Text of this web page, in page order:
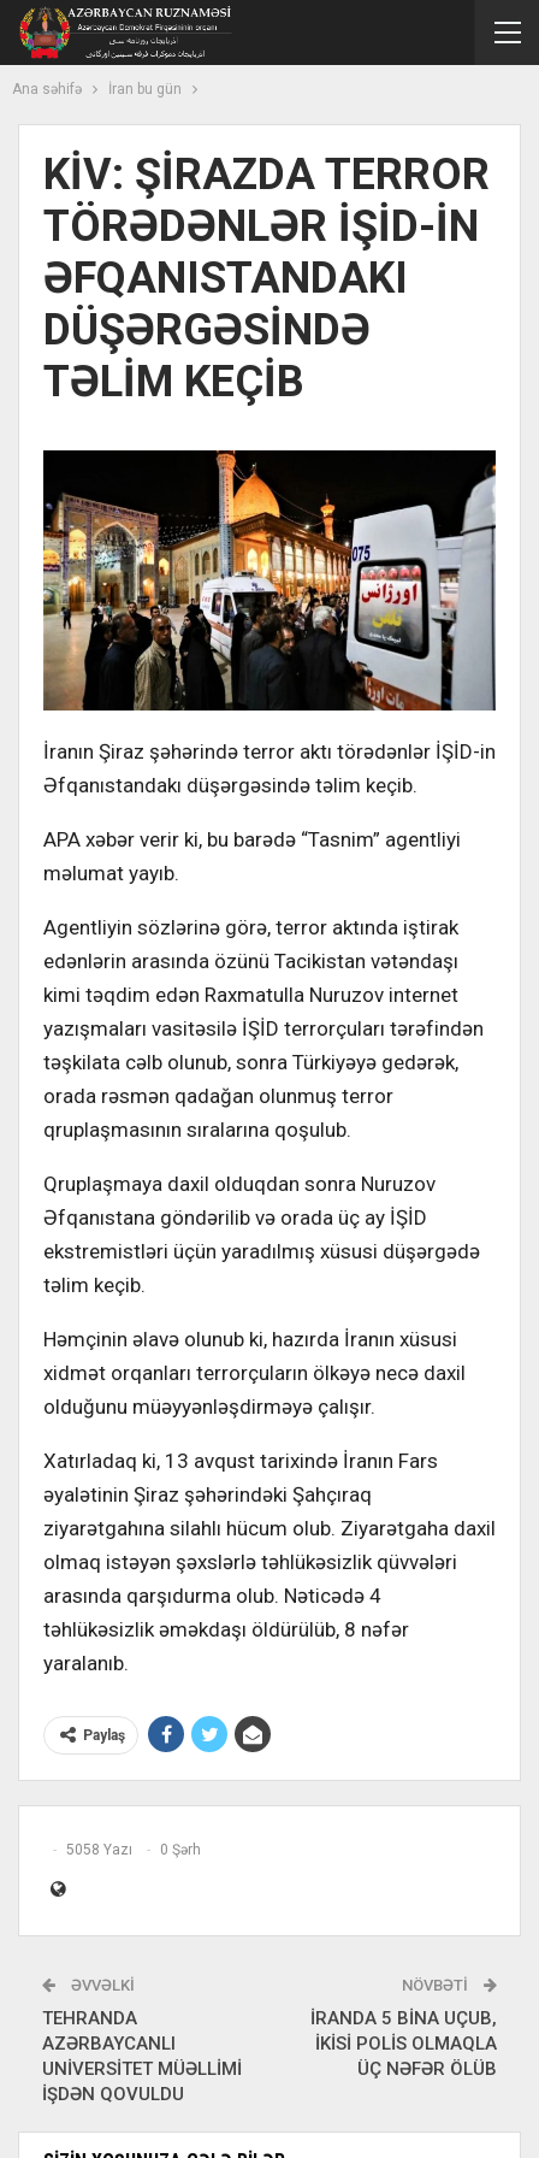
Ana səhifə İran bu gün
KİV: ŞİRAZDA TERROR
TÖRƏDƏNLƏR İŞİD-İN
ƏFQANISTANDAKI
DÜŞƏRGƏSİNDƏ
TƏLİM KEÇİB
İranın Şiraz şəhərində terror aktı törədənlər İŞİD-in
Əfqanıstandakı düşərgəsində təlim keçib.
APA xəbər verir ki, bu barədə “Tasnim” agentliyi
məlumat yayıb.
Agentliyin sözlərinə görə, terror aktında iştirak
edənlərin arasında özünü Tacikistan vətəndaşı
kimi təqdim edən Raxmatulla Nuruzov internet
yazışmaları vasitəsilə İŞİD terrorçuları tərəfindən
təşkilata cəlb olunub, sonra Türkiyəyə gedərək,
orada rəsmən qadağan olunmuş terror
qruplaşmasının sıralarına qoşulub.
Qruplaşmaya daxil olduqdan sonra Nuruzov
Əfqanıstana göndərilib və orada üç ay İŞİD
ekstremistləri üçün yaradılmış xüsusi düşərgədə
təlim keçib.
Həmçinin əlavə olunub ki, hazırda İranın xüsusi
xidmət orqanları terrorçuların ölkəyə necə daxil
olduğunu müəyyənləşdirməyə çalışır.
Xatırladaq ki, 13 avqust tarixində İranın Fars
əyalətinin Şiraz şəhərindəki Şahçıraq
ziyarətgahına silahlı hücum olub. Ziyarətgaha daxil
olmaq istəyən şəxslərlə təhlükəsizlik qüvvələri
arasında qarşıdurma olub. Nəticədə 4
təhlükəsizlik əməkdaşı öldürülüb, 8 nəfər
yaralanıb.
Paylaş
5058 Yazı 0 Şərh
ƏVVƏLKI
TEHRANDA
AZƏRBAYCANLI
UNİVERSİTET MÜƏLLİMİ
İŞDƏN QOVULDU
NÖVBƏTI
İRANDA 5 BİNA UÇUB,
İKİSİ POLİS OLMAQLA
ÜÇ NƏFƏR ÖLÜB